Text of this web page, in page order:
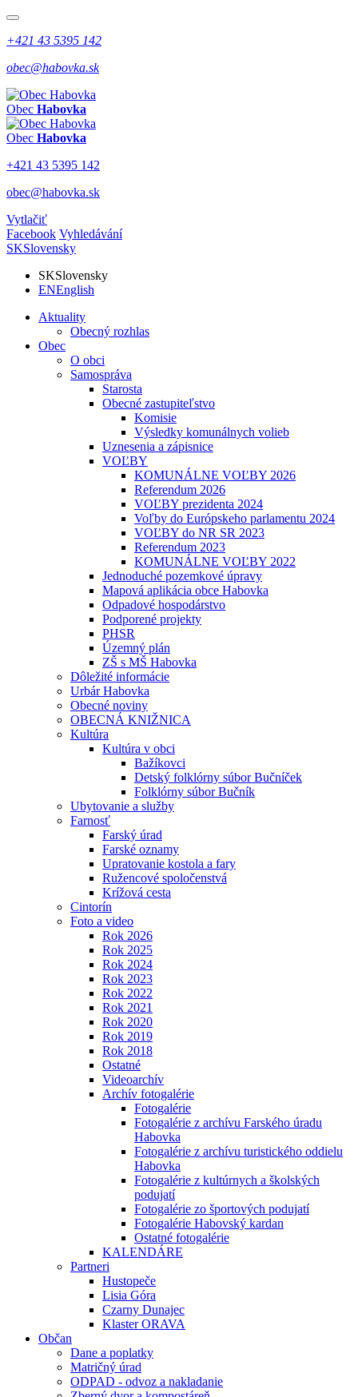
+421 43 5395 142
obec@habovka.sk
Obec Habovka
Obec Habovka
+421 43 5395 142
obec@habovka.sk
Vytlačiť
Facebook Vyhledávání
SKSlovensky
SKSlovensky
ENEnglish
Aktuality
Obecný rozhlas
Obec
O obci
Samospráva
Starosta
Obecné zastupiteľstvo
Komisie
Výsledky komunálnych volieb
Uznesenia a zápisnice
VOĽBY
KOMUNÁLNE VOĽBY 2026
Referendum 2026
VOĽBY prezidenta 2024
Voľby do Európskeho parlamentu 2024
VOĽBY do NR SR 2023
Referendum 2023
KOMUNÁLNE VOĽBY 2022
Jednoduché pozemkové úpravy
Mapová aplikácia obce Habovka
Odpadové hospodárstvo
Podporené projekty
PHSR
Územný plán
ZŠ s MŠ Habovka
Dôležité informácie
Urbár Habovka
Obecné noviny
OBECNÁ KNIŽNICA
Kultúra
Kultúra v obci
Bažíkovci
Detský folklórny súbor Bučníček
Folklórny súbor Bučník
Ubytovanie a služby
Farnosť
Farský úrad
Farské oznamy
Upratovanie kostola a fary
Ružencové spoločenstvá
Krížová cesta
Cintorín
Foto a video
Rok 2026
Rok 2025
Rok 2024
Rok 2023
Rok 2022
Rok 2021
Rok 2020
Rok 2019
Rok 2018
Ostatné
Videoarchív
Archív fotogalérie
Fotogalérie
Fotogalérie z archívu Farského úradu
Habovka
Fotogalérie z archívu turistického oddielu
Habovka
Fotogalérie z kultúrnych a školských
podujatí
Fotogalérie zo športových podujatí
Fotogalérie Habovský kardan
Ostatné fotogalérie
KALENDÁRE
Partneri
Hustopeče
Lisia Góra
Czarny Dunajec
Klaster ORAVA
Občan
Dane a poplatky
Matričný úrad
ODPAD - odvoz a nakladanie